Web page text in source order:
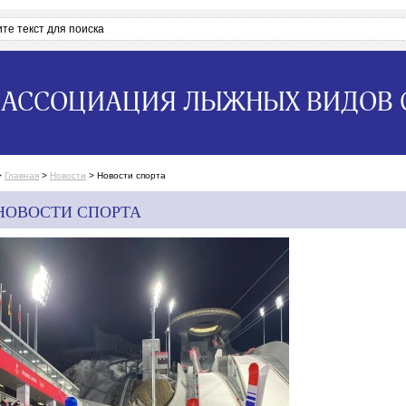
АССОЦИАЦИЯ ЛЫЖНЫХ ВИДОВ
Главная > Новости > Новости спорта
СПОРТА